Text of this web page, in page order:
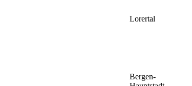
Lorertal
Bergen-